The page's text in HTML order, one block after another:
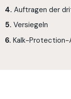
4. Auftragen der
5. Versiegeln
6. Kalk-Protection-